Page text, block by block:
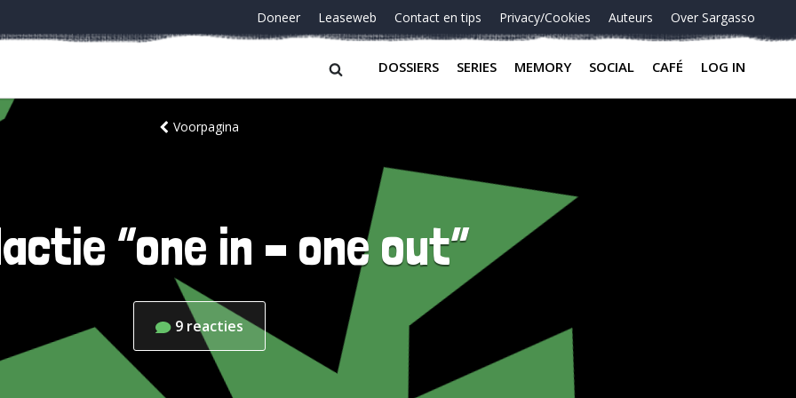
Doneer Leaseweb Contact en tips Privacy/Cookies Auteurs Over Sargasso
DOSSIERS SERIES MEMORY SOCIAL CAFÉ LOG IN
Voorpagina
“one in – one out”
9 reacties